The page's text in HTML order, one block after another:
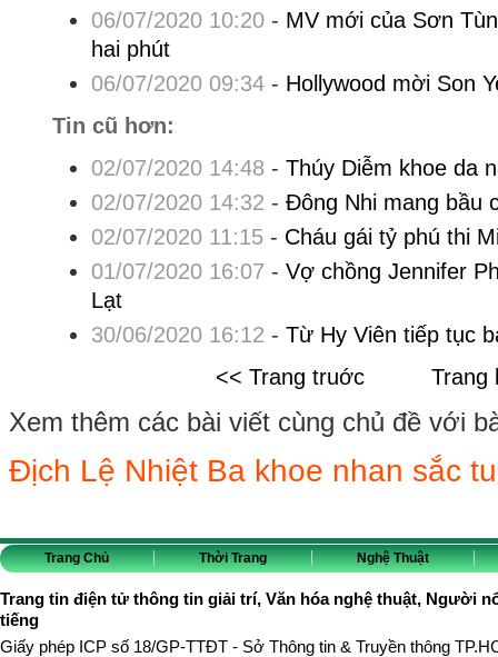
06/07/2020 10:20- MV mới của Sơn
hai phút
06/07/2020 09:34- Hollywood mời Son
Tin cũ hơn:
02/07/2020 14:48 - Thúy Diễm khoe da
02/07/2020 14:32 - Đông Nhi mang bầu
02/07/2020 11:15- Cháu gái tỷ phú thi
01/07/2020 16:07 - Vợ chồng Jennifer
Lạt
30/06/2020 16:12 - Từ Hy Viên tiếp tục
<< Trang truớc
Trang
Xem thêm các bài viết cùng chủ đề với
Địch Lệ Nhiệt Ba khoe nhan sắc
Trang Chủ Thời Trang Nghệ Thuật
Trang tin điện tử thông tin giải trí, Văn hóa nghệ thuật, Người
tiếng
Giấy phép ICP số 18/GP-TTĐT - Sở Thông tin & Truyền thông